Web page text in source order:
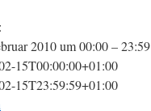
2010 um 00:00 – 23:59
15T00:00:00+01:00
15T23:59:59+01:00